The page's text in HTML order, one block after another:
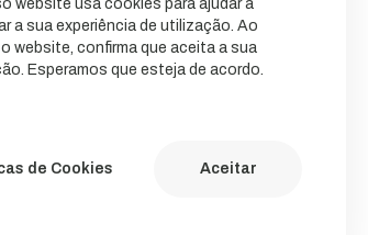
website usa cookies para ajudar a
a sua experiência de utilização. Ao
website, confirma que aceita a sua
Esperamos que esteja de acordo.
de Cookies Aceitar